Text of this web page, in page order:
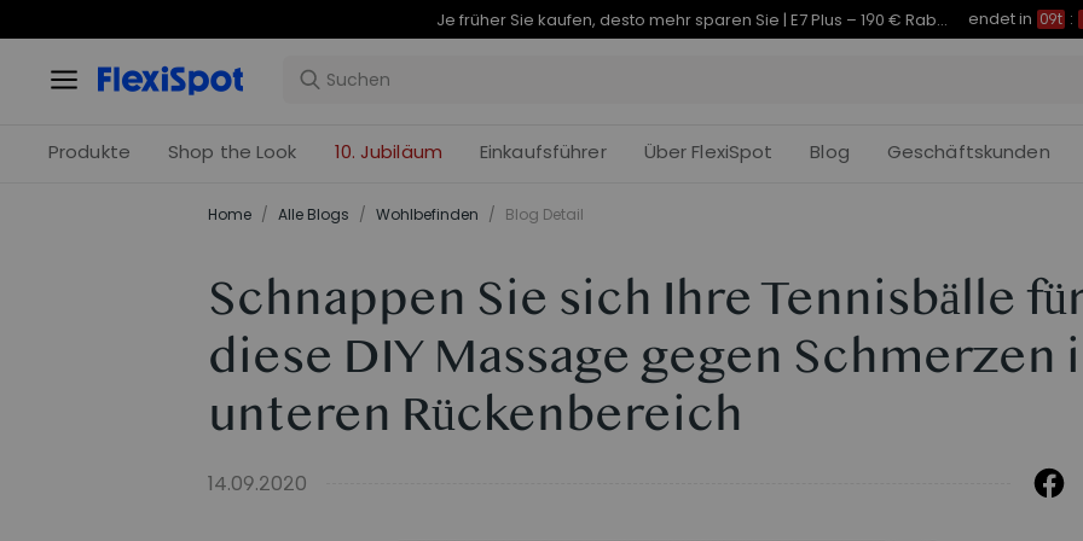
Je früher Sie kaufen, desto mehr sparen Sie | C7 Morpher – 290 € Rabatt endet in 09t :
Produkte Shop the Look 10. Jubiläum Einkaufsführer Über FlexiSpot Blog Geschäftskunden
Home / Alle Blogs / Wohlbefinden / Blog Detail
Schnappen Sie sich Ihre Tennisbälle
diese DIY Massage gegen Schmerzen
unteren Rückenbereich
14.09.2020